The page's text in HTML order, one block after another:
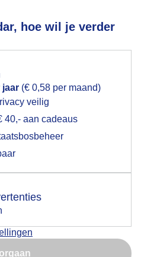
hoe wil je verder
jaar (€ 0,58 per maand)
veilig
40,- aan cadeaus
geduld aub...
gebruiken voor het
op hebt gegeven,
up uit je browser waarin
de popup
later